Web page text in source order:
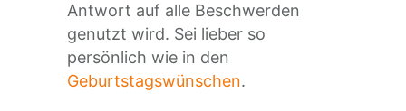
Antwort auf alle Beschwerden
genutzt wird. Sei lieber so
persönlich wie in den
Geburtstagswünschen.